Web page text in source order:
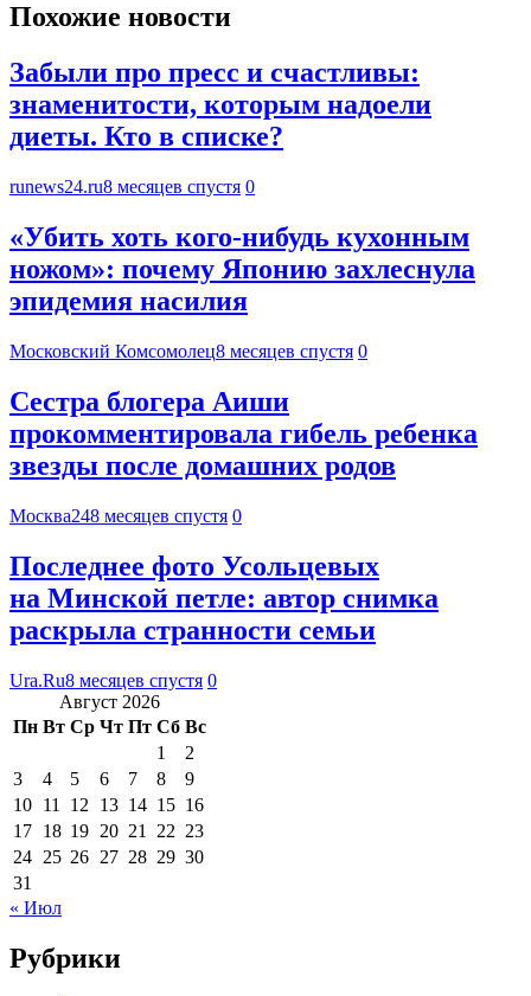
Похожие новости
Забыли про пресс и счастливы:
знаменитости, которым надоели
диеты. Кто в списке?
runews24.ru8 месяцев спустя 0
«Убить хоть кого-нибудь кухонным
ножом»: почему Японию захлеснула
эпидемия насилия
Московский Комсомолец8 месяцев спустя 0
Сестра блогера Аиши
прокомментировала гибель ребенка
звезды после домашних родов
Москва248 месяцев спустя 0
Последнее фото Усольцевых
на Минской петле: автор снимка
раскрыла странности семьи
Ura.Ru8 месяцев спустя 0
Август 2026
Пн Вт Ср Чт Пт Сб Вс
1
2
3
4 5 6 7 8
9
10 11 12 13 14 15 16
17 18 19 20 21 22 23
24 25 26 27 28 29 30
31
« Июл
Рубрики